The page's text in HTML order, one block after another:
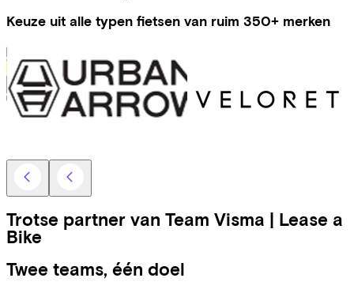
Keuze uit alle typen fietsen van ruim 350+ merken
Trotse partner van Team Visma | Lease a
Bike
Twee teams, één doel